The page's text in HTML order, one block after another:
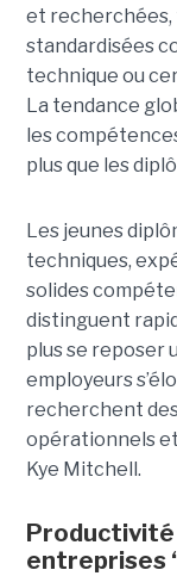
et recherchées,
standardisées
technique ou
La tendance
les
plus que les
Les jeunes
techniques,
solides
distinguent
plus se reposer
employeurs
recherchent
opérationnels et
Kye Mitchell.
Productivité
entreprises